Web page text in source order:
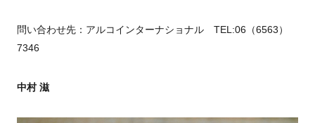
問い合わせ先：アルコインターナショナル TEL:06（6563）
7346
中村 滋